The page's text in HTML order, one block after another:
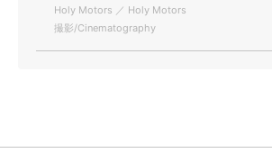
Holy Motors ／ Holy Motors
撮影/Cinematography